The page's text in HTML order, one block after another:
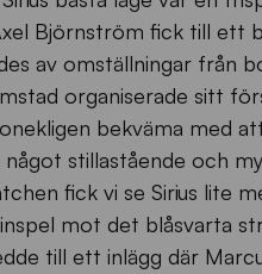
Björnström fick till ett
av omställningar från
organiserade sitt
bekväma med
stillastående och
fick vi se Sirius lite
mot det blåsvarta
till ett inlägg där